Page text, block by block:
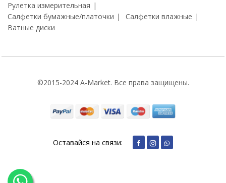
Рулетка измерительная
Салфетки бумажные/платочки
Салфетки влажные
Ватные диски
©2015-2024 A-Market. Все права защищены.
Оставайся на связи: